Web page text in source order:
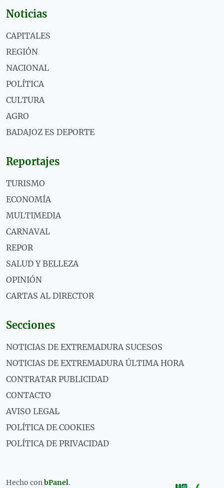
Noticias
CAPITALES
REGIÓN
NACIONAL
POLÍTICA
CULTURA
AGRO
BADAJOZ ES DEPORTE
Reportajes
TURISMO
ECONOMÍA
MULTIMEDIA
CARNAVAL
REPOR
SALUD Y BELLEZA
OPINIÓN
CARTAS AL DIRECTOR
Secciones
NOTICIAS DE EXTREMADURA SUCESOS
NOTICIAS DE EXTREMADURA ÚLTIMA HORA
CONTRATAR PUBLICIDAD
CONTACTO
AVISO LEGAL
POLÍTICA DE COOKIES
POLÍTICA DE PRIVACIDAD
Hecho con bPanel.